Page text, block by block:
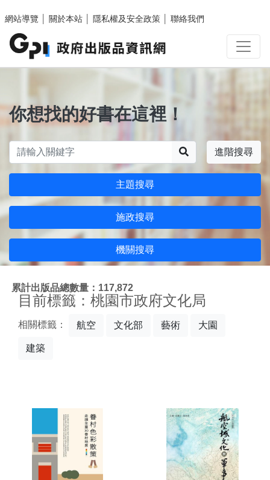
網站導覽
關於本站 隱私權及安全政策 聯絡我們
你想找的好書在這裡！
進階搜尋
主題搜尋
施政搜尋
機關搜尋
累計出版品總數量：117,872
目前標籤：桃園市政府文化局
相關標籤： 航空 文化部 藝術 大園
建築